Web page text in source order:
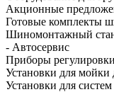
Акционные
Готовые комплекты
Шиномонтажный
- Автосервис
Приборы
Установки для мойки
Установки для